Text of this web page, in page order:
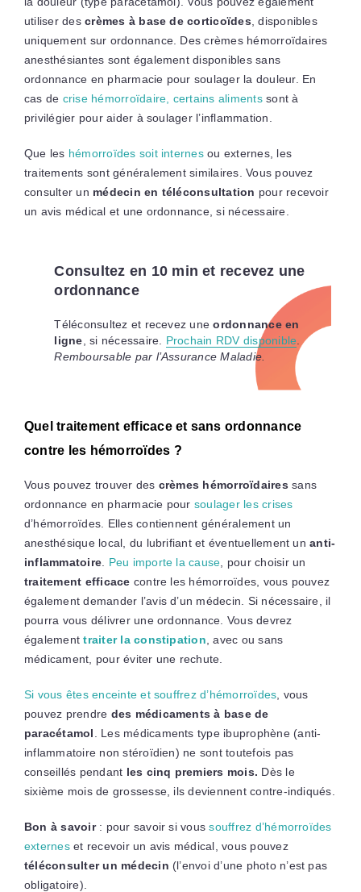
utiliser descrèmes à base de corticoïdes , disponibles
uniquement sur ordonnance. Des crèmes hémorroïdaires
anesthésiantes sont également disponibles sans
ordonnance en pharmacie pour soulager la douleur. En
cas de crise hémorroïdaire, certains alimentssont à
privilégier pour aider à soulager l’inflammation.
Que les hémorroïdes soit internesou externes, les
traitements sont généralement similaires. Vous pouvez
consulter un médecin en téléconsultation pour recevoir
un avis médical et une ordonnance, si nécessaire.
Consultez en 10 min et recevez une
ordonnance
Téléconsultez et recevez uneordonnance en
ligne , si nécessaire. Prochain RDV disponible
Remboursable par l’Assurance Maladie.
Quel traitement efficace et sans ordonnance
contre les hémorroïdes ?
Vous pouvez trouver des crèmes hémorroïdaires sans
ordonnance en pharmacie pour soulager les crises
d’hémorroïdes. Elles contiennent généralement un
anesthésique local, du lubrifiant et éventuellement unanti-
inflammatoire
Peu importe la cause , pour choisir un
traitement efficace contre les hémorroïdes, vous pouvez
également demander l’avis d’un médecin. Si nécessaire, il
pourra vous délivrer une ordonnance. Vous devrez
égalementtraiter la constipation , avec ou sans
médicament, pour éviter une rechute.
Si vous êtes enceinte et souffrez d’hémorroïdes , vous
pouvez prendre des médicaments à base de
paracétamol
. Les médicaments type ibuprophène (anti-
inflammatoire non stéroïdien) ne sont toutefois pas
conseillés pendant les cinq premiers mois. Dès le
sixième mois de grossesse, ils deviennent contre-indiqués.
Bon à savoir: pour savoir si voussouffrez d’hémorroïdes
externeset recevoir un avis médical, vous pouvez
téléconsulter un médecin (l’envoi d’une photo n’est pas
obligatoire).